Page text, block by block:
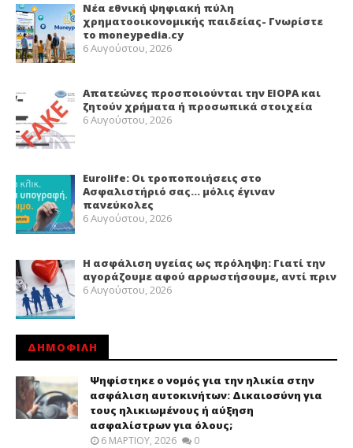
Νέα εθνική ψηφιακή πύλη
χρηματοοικονομικής παιδείας- Γνωρίστε
το moneypedia.cy
6 Αυγούστου, 2026
Απατεώνες προσποιούνται την EIOPA και
ζητούν χρήματα ή προσωπικά στοιχεία
6 Αυγούστου, 2026
Eurolife: Οι τροποποιήσεις στο
Ασφαλιστήριό σας… μόλις έγιναν
πανεύκολες
6 Αυγούστου, 2026
Η ασφάλιση υγείας ως πρόληψη: Γιατί την
αγοράζουμε αφού αρρωστήσουμε, αντί πριν
6 Αυγούστου, 2026
ΔΗΜΟΦΙΛΗ
Ψηφίστηκε ο νομός για την ηλικία στην
ασφάλιση αυτοκινήτων: Δικαιοσύνη για
τους ηλικιωμένους ή αύξηση
ασφαλίστρων για όλους;
6 ΜΑΡΤΊΟΥ, 2026 0